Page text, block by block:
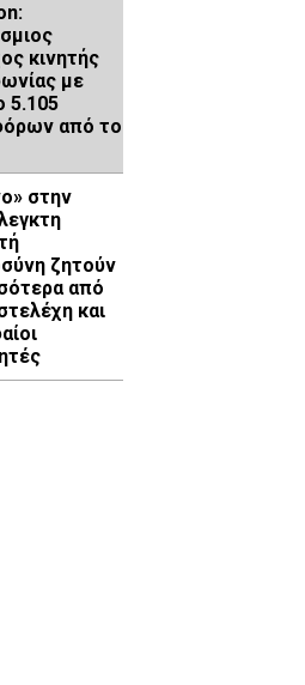
κινητής
με
5.105
από το
στην
ζητούν
από
και